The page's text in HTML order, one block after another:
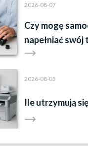
2026-08-07
Czy mogę
napełniać swój
2026-08-05
Ile utrzymują